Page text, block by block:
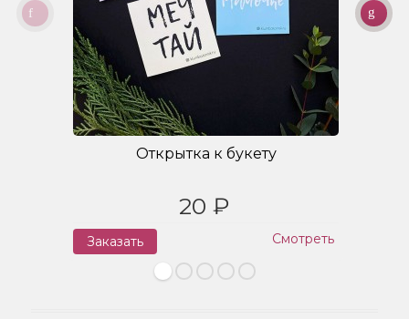
Открытка к букету
20 ₽
Заказать Смотреть